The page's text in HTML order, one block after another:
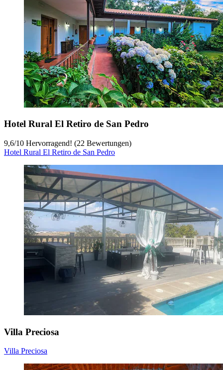
Hotel Rural El Retiro de San Pedro
9,6/10 Hervorragend! (22 Bewertungen)
Hotel Rural El Retiro de San Pedro
Villa Preciosa
Villa Preciosa